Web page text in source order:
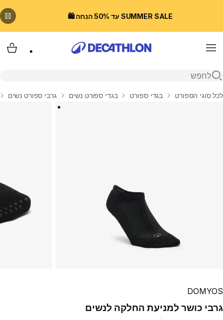
SUMMER SALE עד 50% הנחה 🛍️
Menu
פתיחת חיפוש
בית
לכל סוגי הספורט בגדי ספורט בגדי ספורט נשים גרבי ספורט נשים
DOMYOS
גרבי כושר למניעת החלקה לנשים